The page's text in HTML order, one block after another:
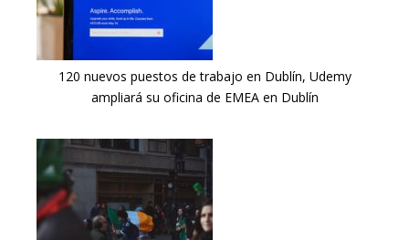
120 nuevos puestos de trabajo en Dublín, Udemy
ampliará su oficina de EMEA en Dublín